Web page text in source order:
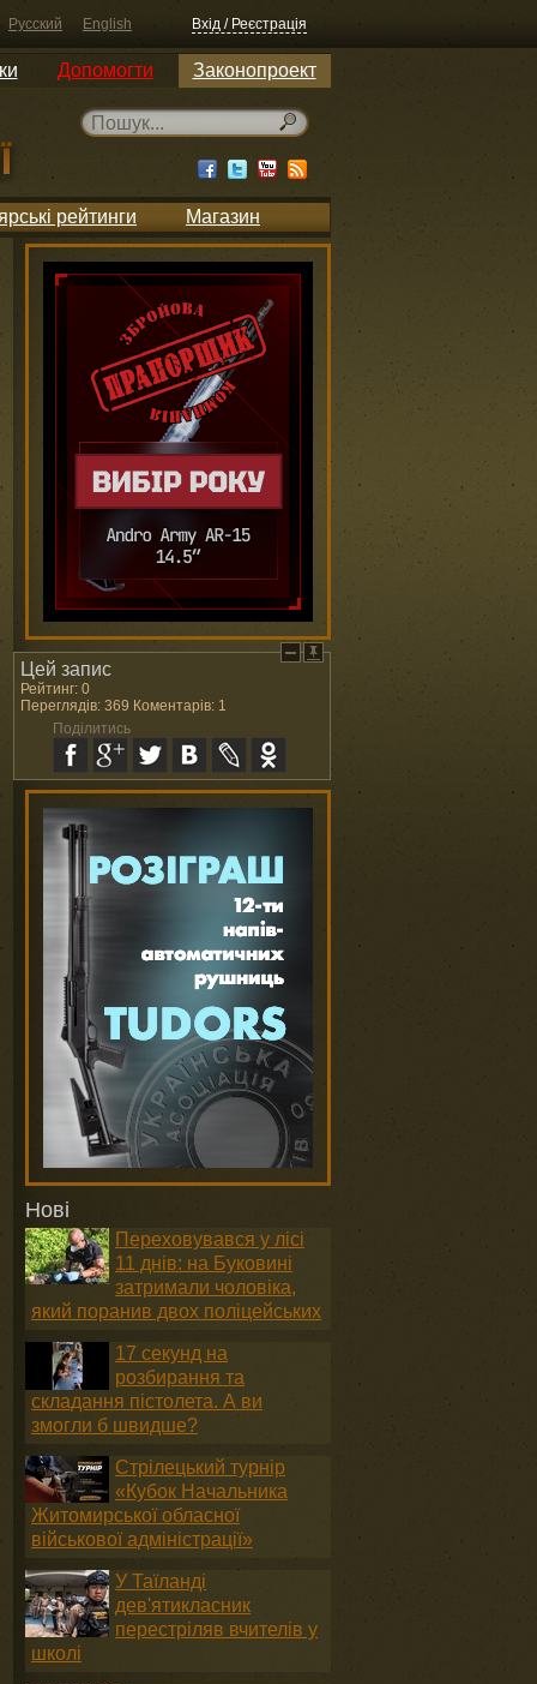
Русский English Вхід / Реєстрація
Допомогти Законопроект
рейтинги Магазин
Нові
Переховувався у лісі
11 днів: на Буковині
затримали чоловіка,
який поранив двох поліцейських
17 секунд на
розбирання та
складання пістолета. А ви
змогли б швидше?
Стрілецький турнір
«Кубок Начальника
Житомирської обласної
військової адміністрації»
У Таїланді
дев'ятикласник
перестріляв вчителів у
школі
Цей запис
Рейтинг: 0
Переглядів: 369 Коментарів: 1
Поділитись